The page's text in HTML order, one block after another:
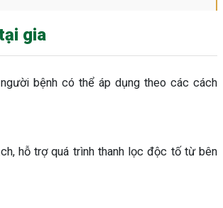
gia
bệnh có thể áp dụng theo các cách
hỗ trợ quá trình thanh lọc độc tố từ bên